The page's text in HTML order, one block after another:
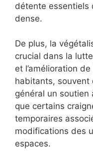
détente essentiels
dense.
De plus, la
crucial dans la
et l’amélioration
habitants, souvent
général un soutien
que certains
temporaires
modifications des
espaces.